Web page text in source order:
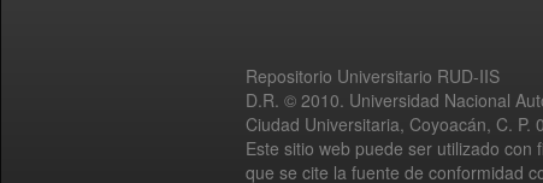
Repositorio Universitario RUD-IIS
D.R. © 2010. Universidad Nacional
Ciudad Universitaria, Coyoacán, C. P.
Este sitio web puede ser utilizado con
que se cite la fuente de conformidad